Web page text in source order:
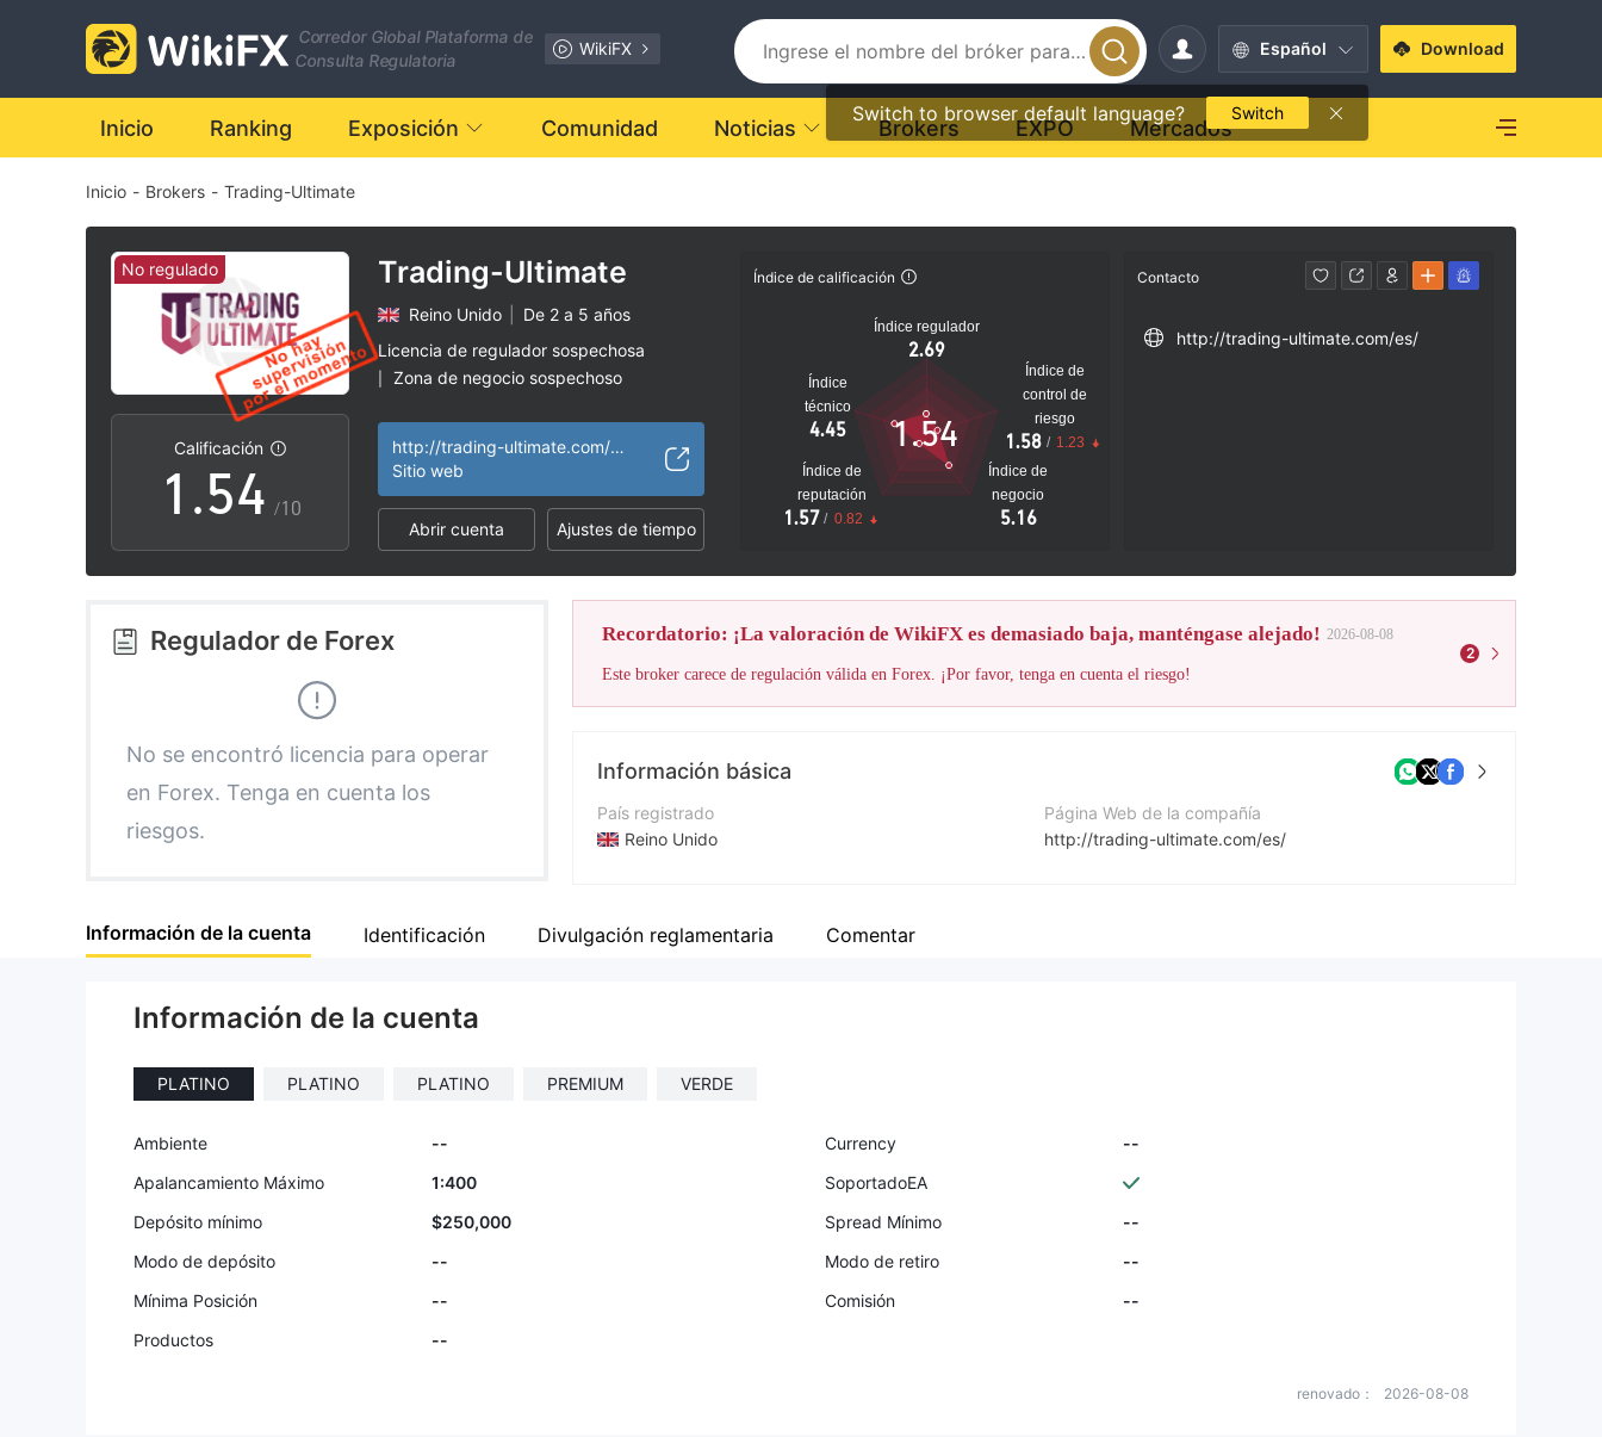
Corredor Global Plataforma de
Consulta Regulatoria
WikiFX Español
Switch to browser default language? Switch
Download
Inicio Ranking Exposición Comunidad Noticias Brokers EXPO Mercados
Inicio - Brokers - Trading-Ultimate
No regulado
Calificación
0
1
2
3
5
6
7
8
9
.
0
1
2
3
4
5
6
7
9
0
1
2
3
4
5
6
8
/10
Trading-Ultimate
Reino Unido
De 2 a 5 años
Licencia de regulador sospechosa
Zona de negocio sospechoso
http://trading-ultimate.com/es/
Sitio web
Abrir cuenta Ajustes de tiempo
Índice de calificación
Índice regulador
2.69
Índice
técnico
4.45
Índice de
reputación
1.57 / 0.82
Índice de
negocio
5.16
Índice de
control de
riesgo
1.58 / 1.23
1.54
Contacto
http://trading-ultimate.com/es/
Regulador de Forex
No se encontró licencia para operar
en Forex. Tenga en cuenta los
riesgos.
Recordatorio: ¡La valoración de WikiFX es demasiado baja, manténgase alejado! 2026-08-08
Este broker carece de regulación válida en Forex. ¡Por favor, tenga en cuenta el riesgo!
2
Información básica
País registrado
Reino Unido
Empresa
Página Web de la compañía
http://trading-ultimate.com/es/
Información de la cuenta Identificación Divulgación reglamentaria Comentar
Información de la cuenta
PLATINO PLATINO PLATINO PREMIUM VERDE
Ambiente -- Currency
--
Apalancamiento Máximo
1:400
SoportadoEA
Depósito mínimo
$250,000 Spread Mínimo
--
Modo de depósito
-- Modo de retiro
--
Mínima Posición
-- Comisión
--
Productos
--
renovado： 2026-08-08